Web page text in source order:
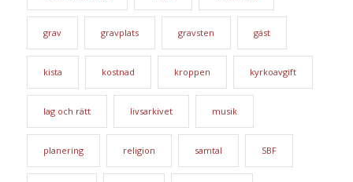
grav gravplats gravsten gäst
kista kostnad kroppen kyrkoavgift
lag och rätt livsarkivet musik
planering religion samtal SBF